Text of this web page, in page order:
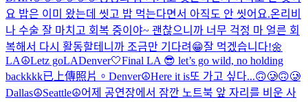
요 밥은 이미 왔는데 씻고 밥 먹는다면서 아직도 안 씻어요.온리비
나 수술 잘 마치고 회복 중이야~ 괜찮으니까 너무 걱정 마 얼른 회
복해서 다시 활동할테니까 조금만 기다려😁잘 먹겠습니다!🌼
LA☮️Letz goLADenver🤍Final LA 😎 let’s go wild, no holding
backkkk已上傳照片。 Denver☮️Here it is또 가고 싶다...🙃🥲🙃🥲
Dallas☮️Seattle☮️어제 공연장에서 잠깐 노트북 앞 자리를 비운 사